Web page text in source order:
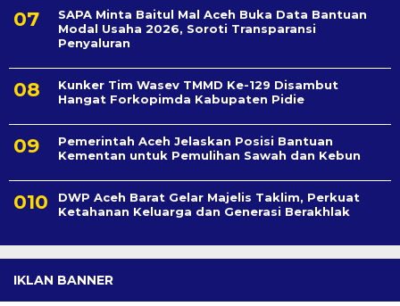
SAPA Minta Baitul Mal Aceh Buka Data Bantuan
Modal Usaha 2026, Soroti Transparansi
Penyaluran
Kunker Tim Wasev TMMD Ke-129 Disambut
Hangat Forkopimda Kabupaten Pidie
Pemerintah Aceh Jelaskan Posisi Bantuan
Kementan untuk Pemulihan Sawah dan Kebun
DWP Aceh Barat Gelar Majelis Taklim, Perkuat
Ketahanan Keluarga dan Generasi Berakhlak
IKLAN BANNER